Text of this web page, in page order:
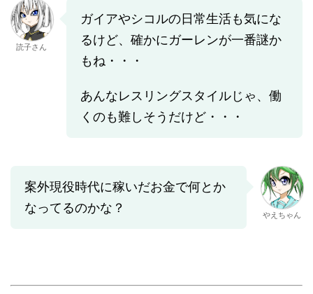
読子さん
ガイアやシコルの日常生活も気にな
るけど、確かにガーレンが一番謎か
もね・・・
あんなレスリングスタイルじゃ、働
くのも難しそうだけど・・・
案外現役時代に稼いだお金で何とか
なってるのかな？
やえちゃん